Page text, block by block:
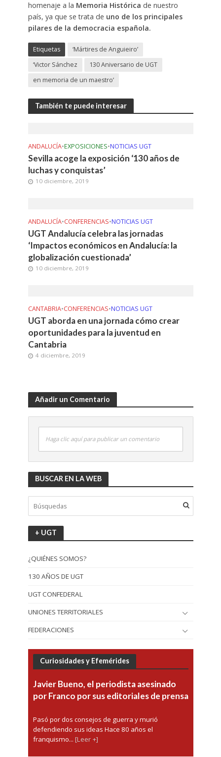
homenaje a la Memoria Histórica de nuestro
país, ya que se trata de uno de los principales
pilares de la democracia española.
Etiquetas
‘Mártires de Anguieiro’
‘Victor Sánchez
130 Aniversario de UGT
en memoria de un maestro’
También te puede interesar
ANDALUCÍA•EXPOSICIONES•NOTICIAS UGT
Sevilla acoge la exposición ‘130 años de
luchas y conquistas’
10 diciembre, 2019
ANDALUCÍA•CONFERENCIAS•NOTICIAS UGT
UGT Andalucía celebra las jornadas
‘Impactos económicos en Andalucía: la
globalización cuestionada’
10 diciembre, 2019
CANTABRIA•CONFERENCIAS•NOTICIAS UGT
UGT aborda en una jornada cómo crear
oportunidades para la juventud en
Cantabria
4 diciembre, 2019
Añadir un Comentario
Haga clic aquí para publicar un comentario
BUSCAR EN LA WEB
+ UGT
¿QUIÉNES SOMOS?
130 AÑOS DE UGT
UGT CONFEDERAL
UNIONES TERRITORIALES
FEDERACIONES
Curiosidades y Efemérides
Javier Bueno, el periodista asesinado
por Franco por sus editoriales de prensa
Pasó por dos consejos de guerra y murió
defendiendo sus ideas Hace 80 años el
franquismo... [Leer +]